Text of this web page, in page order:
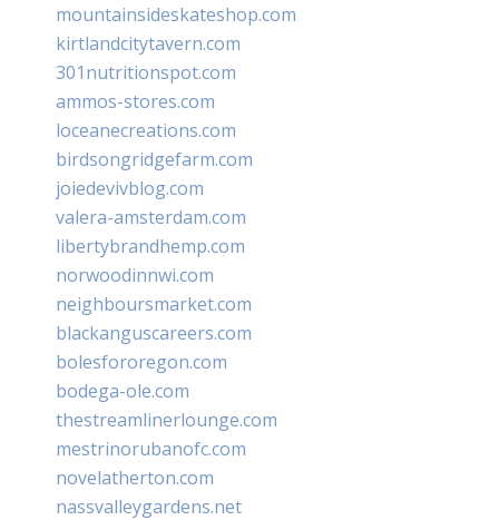
mountainsideskateshop.com
kirtlandcitytavern.com
301nutritionspot.com
ammos-stores.com
loceanecreations.com
birdsongridgefarm.com
joiedevivblog.com
valera-amsterdam.com
libertybrandhemp.com
norwoodinnwi.com
neighboursmarket.com
blackanguscareers.com
bolesfororegon.com
bodega-ole.com
thestreamlinerlounge.com
mestrinorubanofc.com
novelatherton.com
nassvalleygardens.net